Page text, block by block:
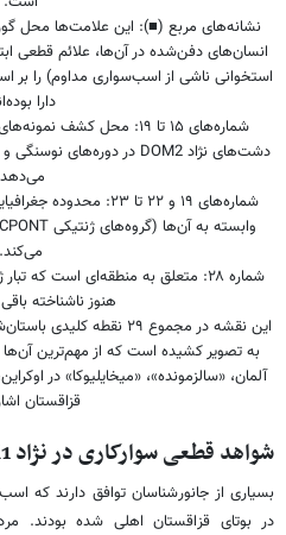
نشانه‌های مربع (■): این علامت‌ها محل
انسان‌های دفن‌شده در آن‌ها، علائم قطعی
استخوانی ناشی از اسب‌سواری مداوم) را
دارا
شماره‌های ۱۹ و ۲۲ تا ۲۳:
می‌کند.
شماره ۲۸: متعلق به منطقه‌ای است
هنوز ناشناخته
این نقشه در مجموع ۲۹
به تصویر کشیده است که از مهم‌ترین
آلمان، «سالزمونده»، «میخایلیوکا» در
قزاقستان
شواهد قطعی سوارکاری در نژاد DOM1 (سایت بوتای)
در بوتای قزاقستان اهلی شده بودند.